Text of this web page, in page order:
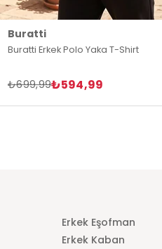
Buratti
Buratti Erkek Polo Yaka T-Shirt
₺594,99
₺699,99
Erkek Eşofman
Erkek Kaban